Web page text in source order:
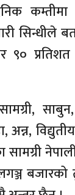
९०
अन्न,
बजारको